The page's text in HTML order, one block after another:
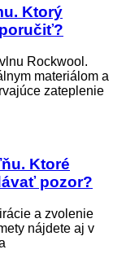
Ktorý
Rockwool.
materiálom a
zateplenie
Ktoré
pozor?
a zvolenie
nájdete aj v